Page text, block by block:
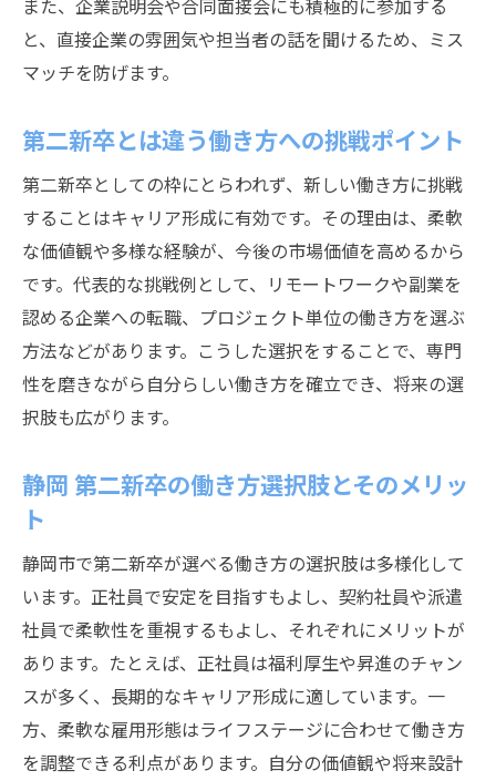
また、企業説明会や合同面接会にも積極的に参加する
と、直接企業の雰囲気や担当者の話を聞けるため、ミス
マッチを防げます。
第二新卒とは違う働き方への挑戦ポイント
第二新卒としての枠にとらわれず、新しい働き方に挑戦
することはキャリア形成に有効です。その理由は、柔軟
な価値観や多様な経験が、今後の市場価値を高めるから
です。代表的な挑戦例として、リモートワークや副業を
認める企業への転職、プロジェクト単位の働き方を選ぶ
方法などがあります。こうした選択をすることで、専門
性を磨きながら自分らしい働き方を確立でき、将来の選
択肢も広がります。
静岡 第二新卒の働き方選択肢とそのメリッ
ト
静岡市で第二新卒が選べる働き方の選択肢は多様化して
います。正社員で安定を目指すもよし、契約社員や派遣
社員で柔軟性を重視するもよし、それぞれにメリットが
あります。たとえば、正社員は福利厚生や昇進のチャン
スが多く、長期的なキャリア形成に適しています。一
方、柔軟な雇用形態はライフステージに合わせて働き方
を調整できる利点があります。自分の価値観や将来設計